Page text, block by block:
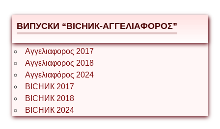
ВИПУСКИ “ВІСНИК-ΑΓΓΕΛΙΑΦΟΡΟΣ”
Αγγελιαφορος 2017
Αγγελιαφορος 2018
Αγγελιαφόρος 2024
ВІСНИК 2017
ВІСНИК 2018
ВІСНИК 2024